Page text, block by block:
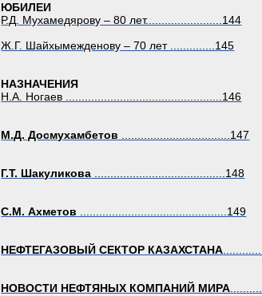
ЮБИЛЕИ
Р.Д. Мухамедярову – 80 лет........................144
Ж.Г. Шайхымежденову – 70 лет ..............145
НАЗНАЧЕНИЯ
Н.А. Ногаев .................................................146
М.Д. Досмухамбетов ..................................147
Г.Т. Шакуликова .........................................148
С.М. Ахметов ..............................................149
НЕФТЕГАЗОВЫЙ СЕКТОР КАЗАХСТАНА
НОВОСТИ НЕФТЯНЫХ КОМПАНИЙ МИРА